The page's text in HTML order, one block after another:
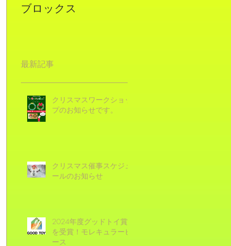
ブロックス
最新記事
クリスマスワークショッ
プのお知らせです。
クリスマス催事スケジュ
ールのお知らせ
2024年度グッドトイ賞
を受賞！モレキュラーピ
ース